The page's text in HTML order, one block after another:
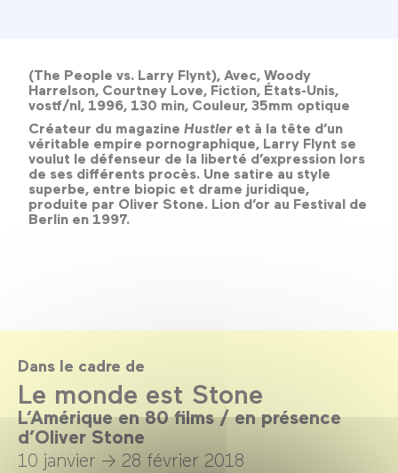
(The People vs. Larry Flynt), Avec, Woody
Harrelson, Courtney Love, Fiction, États-Unis,
vostf/nl, 1996, 130 min, Couleur, 35mm optique
Créateur du magazine Hustleret à la tête d’un
véritable empire pornographique, Larry Flynt se
voulut le défenseur de la liberté d’expression lors
de ses différents procès. Une satire au style
superbe, entre biopic et drame juridique,
produite par Oliver Stone. Lion d’or au Festival de
Berlin en 1997.
Dans le cadre de
Le monde est Stone
L’Amérique en 80 films / en présence
d’Oliver Stone
10 janvier → 28 février 2018